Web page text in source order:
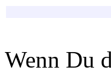
Wenn Du